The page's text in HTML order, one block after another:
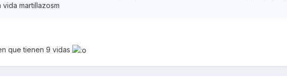
martillazosm
que tienen 9 vidas